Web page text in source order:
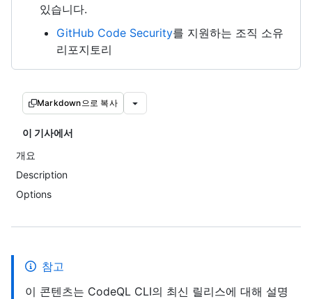
있습니다.
GitHub Code Security를 지원하는 조직 소유
리포지토리
Markdown으로 복사
이 기사에서
개요
Description
Options
참고
이 콘텐츠는 CodeQL CLI의 최신 릴리스에 대해 설명